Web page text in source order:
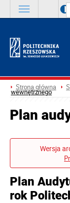
Strona główna
wewnętrznego
Plan
Wersja
Plan
rok